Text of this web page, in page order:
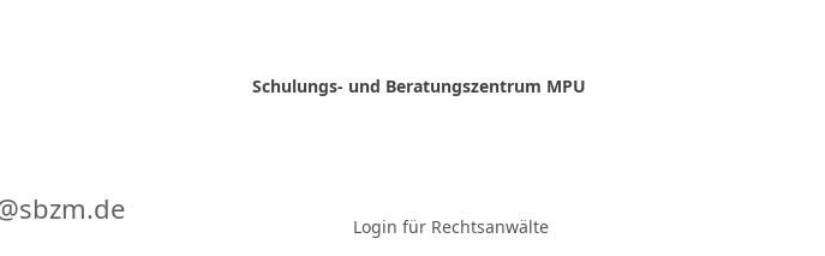
Schulungs- und Beratungszentrum MPU
Login für Rechtsanwälte